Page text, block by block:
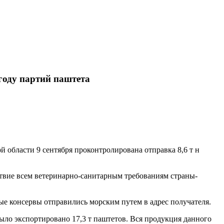
партий паштета
9 сентября проконтролирована отправка 8,6 т н
всем ветеринарно-санитарным требованиям страны-
отправились морским путем в адрес получателя.
экспортировано 17,3 т паштетов. Вся продукция данного